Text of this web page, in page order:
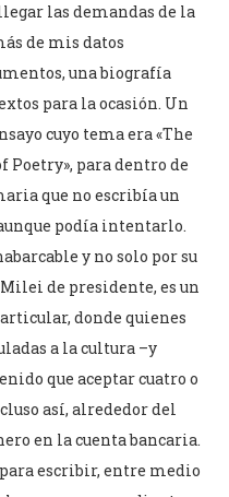
las demandas de la
de mis datos
una biografía
para la ocasión. Un
cuyo tema era «The
Poetry», para dentro de
que no escribía un
podía intentarlo.
y no solo por su
de presidente, es un
donde quienes
a la cultura –y
que aceptar cuatro o
así, alrededor del
en la cuenta bancaria.
para escribir, entre medio